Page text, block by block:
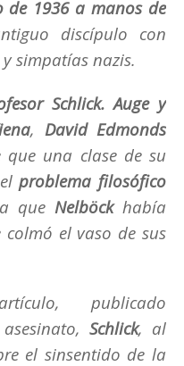
de 1936 a manos de
discípulo con
simpatías nazis.
Schlick. Auge y
, David Edmonds
una clase de su
elproblema filosófico
que Nelböckhabía
el vaso de sus
publicado
Schlick, al
el sinsentido de la